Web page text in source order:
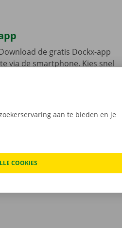
de gratis Dockx-app
via de smartphone. Kies snel
naar keuze.
aan te bieden en je
COOKIES